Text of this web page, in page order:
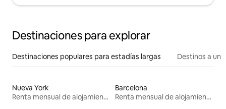
Destinaciones para explorar
Destinaciones populares para estadías largas Destinos a un
Nueva York
Renta mensual de alojamientos
Barcelona
Renta mensual de alojamientos